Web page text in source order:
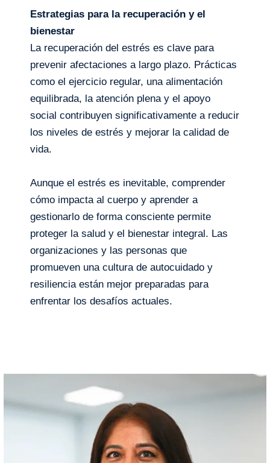
Estrategias para la recuperación y el
bienestar
La recuperación del estrés es clave para
prevenir afectaciones a largo plazo. Prácticas
como el ejercicio regular, una alimentación
equilibrada, la atención plena y el apoyo
social contribuyen significativamente a reducir
los niveles de estrés y mejorar la calidad de
vida.
Aunque el estrés es inevitable, comprender
cómo impacta al cuerpo y aprender a
gestionarlo de forma consciente permite
proteger la salud y el bienestar integral. Las
organizaciones y las personas que
promueven una cultura de autocuidado y
resiliencia están mejor preparadas para
enfrentar los desafíos actuales.